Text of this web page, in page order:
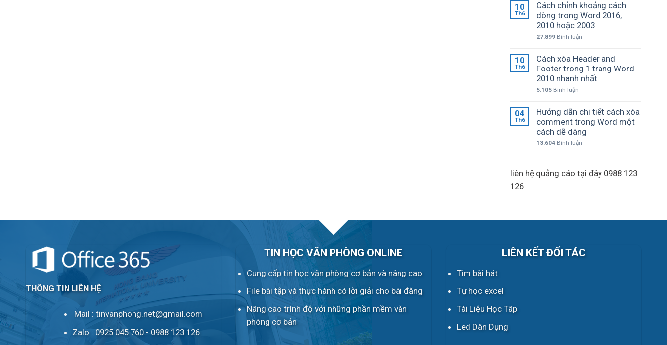
10
Th6
Cách chỉnh khoảng cách
dòng trong Word 2016,
2010 hoặc 2003
27.899 Bình luận
10
Th6
Cách xóa Header and
Footer trong 1 trang Word
2010 nhanh nhất
5.105 Bình luận
04
Th6
Hướng dẫn chi tiết cách xóa
comment trong Word một
cách dễ dàng
13.604 Bình luận
liên hệ quảng cáo tại đây 0988 123
126
THÔNG TIN LIÊN HỆ
Mail :tinvanphong.net@gmail.com
Zalo : 0925 045 760 - 0988 123 126
TIN HỌC VĂN PHÒNG ONLINE
Cung cấp tin học văn phòng cơ bản và nâng cao
File bài tập và thực hành có lời giải cho bài đăng
Nâng cao trình độ với những phần mềm văn
phòng cơ bản
LIÊN KẾT ĐỐI TÁC
Tìm bài hát
Tự học excel
Tài Liệu Học Tâp
Led Dân Dụng